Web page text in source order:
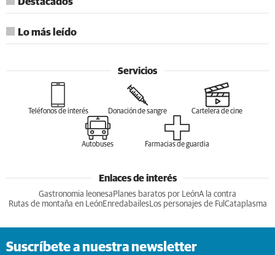
Lo más leído
Servicios
Teléfonos de interés Donación de sangre Cartelera de cine
Autobuses Farmacias de guardia
Enlaces de interés
Gastronomia leonesa Planes baratos por LeónA la contra
Rutas de montaña en LeónEnredabailesLos personajes de Ful Cataplasma
Suscríbete a nuestra newsletter